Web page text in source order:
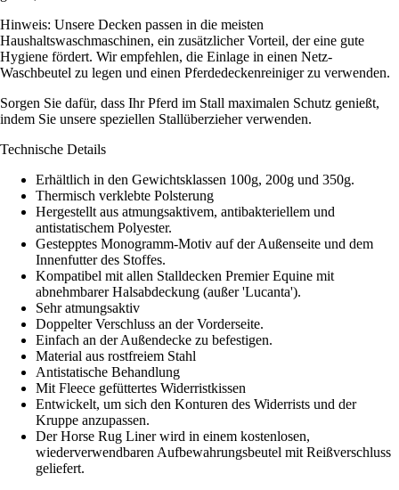
Hinweis: Unsere Decken passen in die meisten
Haushaltswaschmaschinen, ein zusätzlicher Vorteil, der eine gute
Hygiene fördert. Wir empfehlen, die Einlage in einen Netz-
Waschbeutel zu legen und einen Pferdedeckenreiniger zu verwenden.
Sorgen Sie dafür, dass Ihr Pferd im Stall maximalen Schutz genießt,
indem Sie unsere speziellen Stallüberzieher verwenden.
Technische Details
Erhältlich in den Gewichtsklassen 100g, 200g und 350g.
Thermisch verklebte Polsterung
Hergestellt aus atmungsaktivem, antibakteriellem und
antistatischem Polyester.
Gestepptes Monogramm-Motiv auf der Außenseite und dem
Innenfutter des Stoffes.
Kompatibel mit allen Stalldecken Premier Equine mit
abnehmbarer Halsabdeckung (außer 'Lucanta').
Sehr atmungsaktiv
Doppelter Verschluss an der Vorderseite.
Einfach an der Außendecke zu befestigen.
Material aus rostfreiem Stahl
Antistatische Behandlung
Mit Fleece gefüttertes Widerristkissen
Entwickelt, um sich den Konturen des Widerrists und der
Kruppe anzupassen.
Der Horse Rug Liner wird in einem kostenlosen,
wiederverwendbaren Aufbewahrungsbeutel mit Reißverschluss
geliefert.